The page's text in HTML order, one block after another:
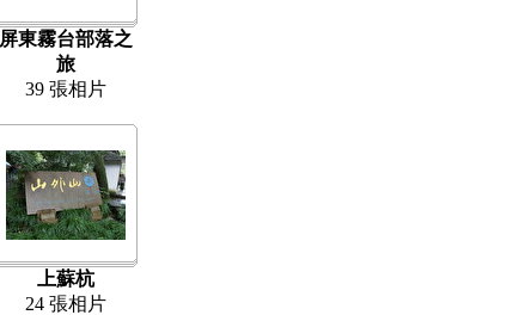
屏東霧台部落之
旅
39 張相片
上蘇杭
24 張相片